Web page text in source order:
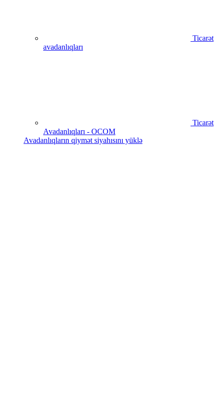
Ticarət
avadanlıqları
Ticarət
Avadanlıqları - OCOM
Avadanlıqların qiymət siyahısını yüklə